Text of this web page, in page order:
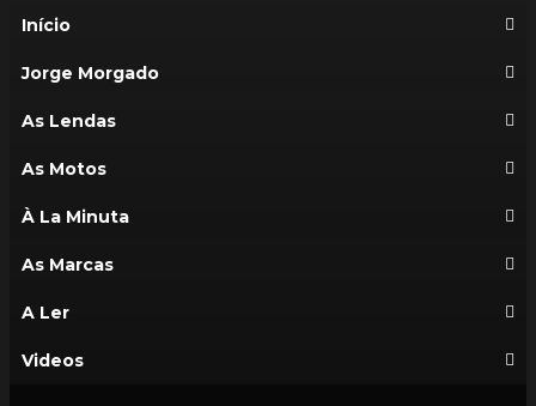
Início
Jorge Morgado
As Lendas
As Motos
À La Minuta
As Marcas
A Ler
Videos